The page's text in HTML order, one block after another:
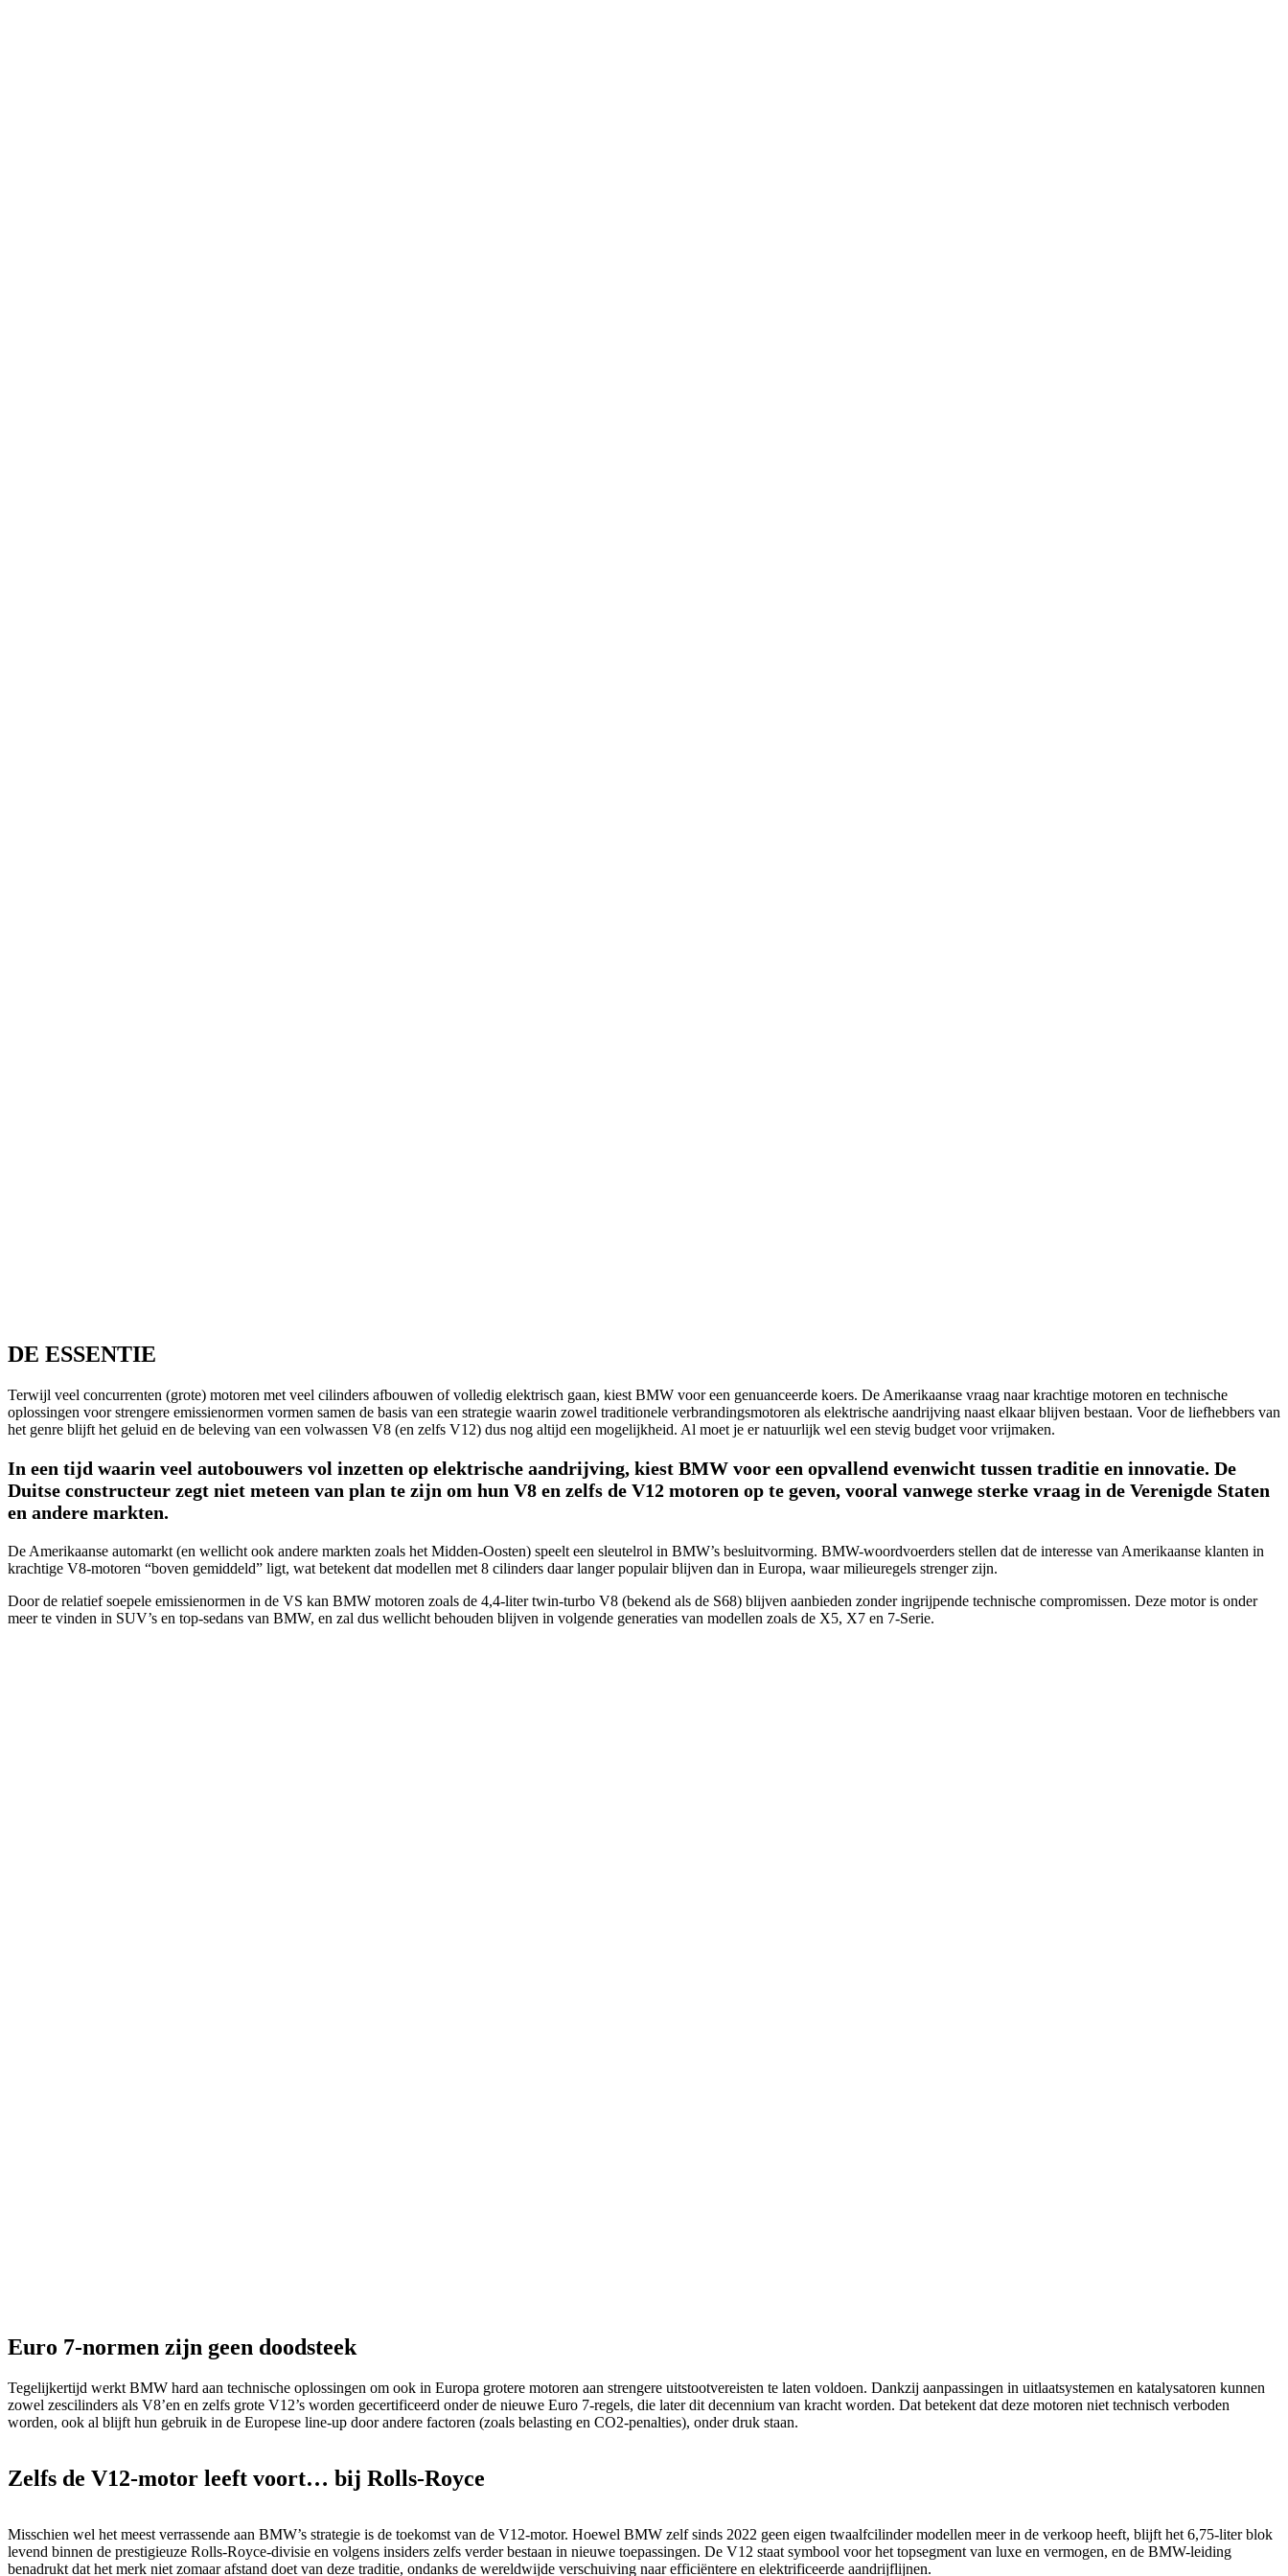
DE ESSENTIE
Terwijl veel concurrenten (grote) motoren met veel cilinders afbouwen of volledig elektrisch gaan, kiest BMW voor een genuanceerde koers. De Amerikaanse vraag naar krachtige motoren en technische
oplossingen voor strengere emissienormen vormen samen de basis van een strategie waarin zowel traditionele verbrandingsmotoren als elektrische aandrijving naast elkaar blijven bestaan. Voor de liefhebbers van
het genre blijft het geluid en de beleving van een volwassen V8 (en zelfs V12) dus nog altijd een mogelijkheid. Al moet je er natuurlijk wel een stevig budget voor vrijmaken.
In een tijd waarin veel autobouwers vol inzetten op elektrische aandrijving, kiest BMW voor een opvallend evenwicht tussen traditie en innovatie. De
Duitse constructeur zegt niet meteen van plan te zijn om hun V8 en zelfs de V12 motoren op te geven, vooral vanwege sterke vraag in de Verenigde Staten
en andere markten.
De Amerikaanse automarkt (en wellicht ook andere markten zoals het Midden-Oosten) speelt een sleutelrol in BMW’s besluitvorming. BMW-woordvoerders stellen dat de interesse van Amerikaanse klanten in
krachtige V8-motoren “boven gemiddeld” ligt, wat betekent dat modellen met 8 cilinders daar langer populair blijven dan in Europa, waar milieuregels strenger zijn.
Door de relatief soepele emissienormen in de VS kan BMW motoren zoals de 4,4-liter twin-turbo V8 (bekend als de S68) blijven aanbieden zonder ingrijpende technische compromissen. Deze motor is onder
meer te vinden in SUV’s en top-sedans van BMW, en zal dus wellicht behouden blijven in volgende generaties van modellen zoals de X5, X7 en 7-Serie.
Euro 7-normen zijn geen doodsteek
Tegelijkertijd werkt BMW hard aan technische oplossingen om ook in Europa grotere motoren aan strengere uitstootvereisten te laten voldoen. Dankzij aanpassingen in uitlaatsystemen en katalysatoren kunnen
zowel zescilinders als V8’en en zelfs grote V12’s worden gecertificeerd onder de nieuwe Euro 7-regels, die later dit decennium van kracht worden. Dat betekent dat deze motoren niet technisch verboden
worden, ook al blijft hun gebruik in de Europese line-up door andere factoren (zoals belasting en CO2-penalties), onder druk staan.
Zelfs de V12-motor leeft voort… bij Rolls-Royce
Misschien wel het meest verrassende aan BMW’s strategie is de toekomst van de V12-motor. Hoewel BMW zelf sinds 2022 geen eigen twaalfcilinder modellen meer in de verkoop heeft, blijft het 6,75-liter blok
levend binnen de prestigieuze Rolls-Royce-divisie en volgens insiders zelfs verder bestaan in nieuwe toepassingen. De V12 staat symbool voor het topsegment van luxe en vermogen, en de BMW-leiding
benadrukt dat het merk niet zomaar afstand doet van deze traditie, ondanks de wereldwijde verschuiving naar efficiëntere en elektrificeerde aandrijflijnen.